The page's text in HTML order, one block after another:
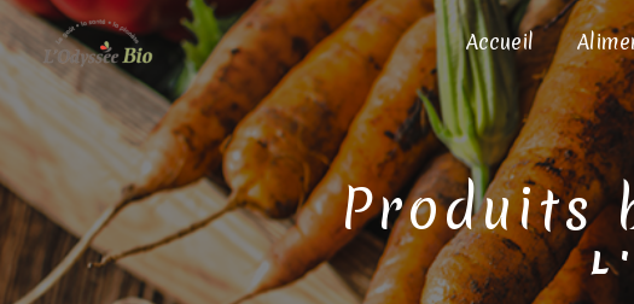
Accueil
produits
Panneau de gestion des cookies